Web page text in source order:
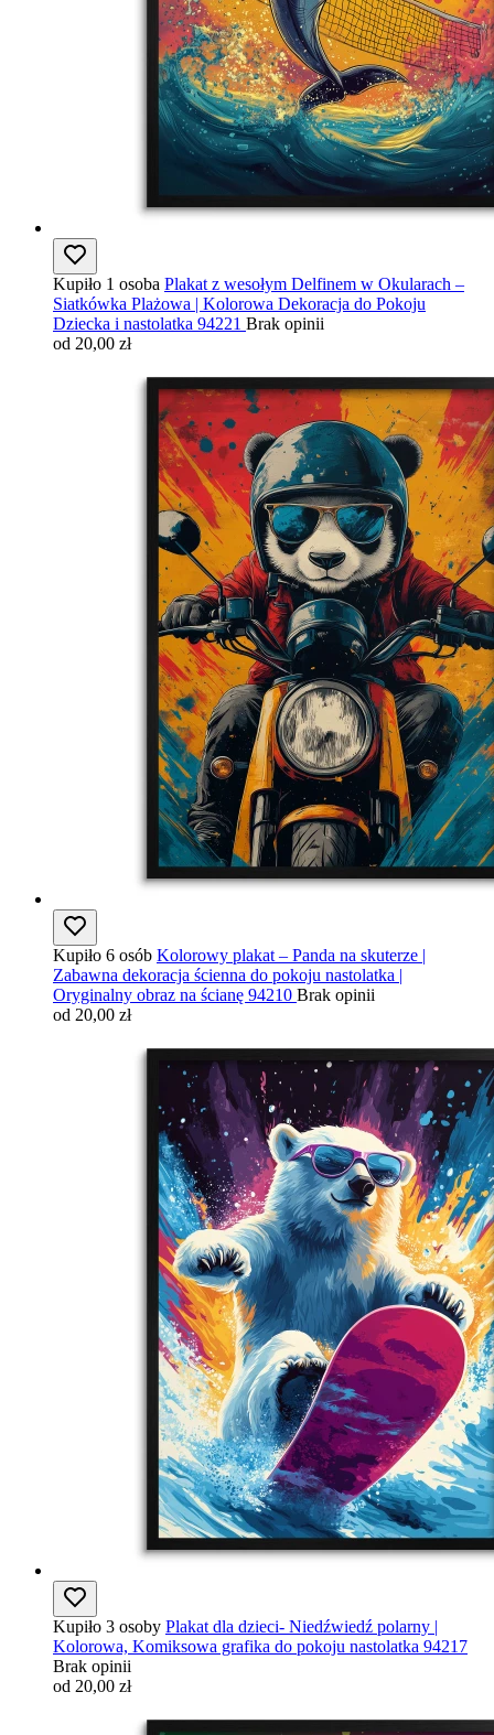
Kupiło 1 osoba Plakat z wesołym Delfinem w Okularach –
Siatkówka Plażowa | Kolorowa Dekoracja do Pokoju
Dziecka i nastolatka 94221 Brak opinii
od 20,00 zł
Kupiło 6 osób Kolorowy plakat – Panda na skuterze |
Zabawna dekoracja ścienna do pokoju nastolatka |
Oryginalny obraz na ścianę 94210 Brak opinii
od 20,00 zł
Kupiło 3 osoby Plakat dla dzieci- Niedźwiedź polarny |
Kolorowa, Komiksowa grafika do pokoju nastolatka 94217
Brak opinii
od 20,00 zł